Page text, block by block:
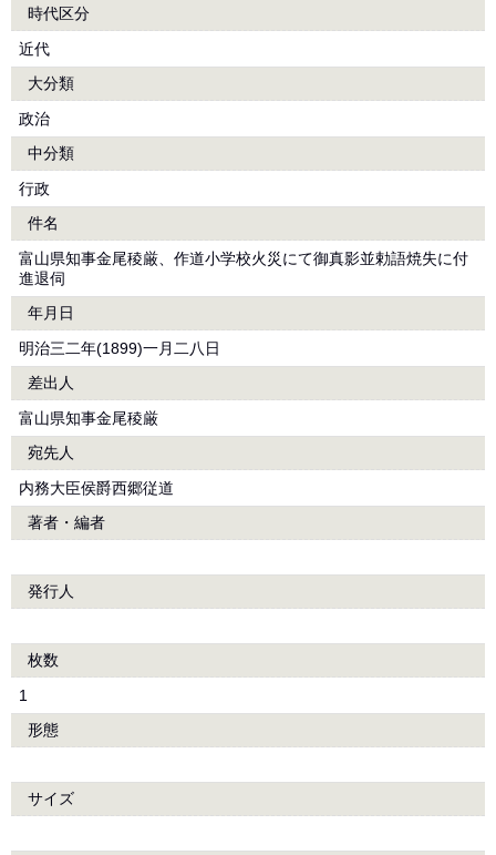
時代区分
近代
大分類
政治
中分類
行政
件名
富山県知事金尾稜厳、作道小学校火災にて御真影並勅語焼失に付
進退伺
年月日
明治三二年(1899)一月二八日
差出人
富山県知事金尾稜厳
宛先人
内務大臣侯爵西郷従道
著者・編者
発行人
枚数
1
形態
サイズ